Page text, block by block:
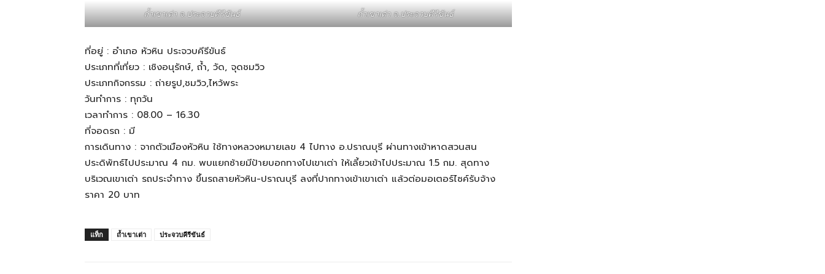
ถ้ำเขาเต่า จ.ประจวบคีรีขันธ์ ถ้ำเขาเต่า จ.ประจวบคีรีขันธ์
ที่อยู่ : อำเภอ หัวหิน ประจวบคีรีขันธ์
ประเภทที่เที่ยว : เชิงอนุรักษ์, ถ้ำ, วัด, จุดชมวิว
ประเภทกิจกรรม : ถ่ายรูป,ชมวิว,ไหว้พระ
วันทำการ : ทุกวัน
เวลาทำการ : 08.00 – 16.30
ที่จอดรถ : มี
การเดินทาง : จากตัวเมืองหัวหิน ใช้ทางหลวงหมายเลข 4 ไปทาง อ.ปราณบุรี ผ่านทางเข้าหาดสวนสน
ประดิพัทธ์ไปประมาณ 4 กม. พบแยกซ้ายมีป้ายบอกทางไปเขาเต่า ให้เลี้ยวเข้าไปประมาณ 1.5 กม. สุดทาง
บริเวณเขาเต่า รถประจำทาง ขึ้นรถสายหัวหิน-ปราณบุรี ลงที่ปากทางเข้าเขาเต่า แล้วต่อมอเตอร์ไซค์รับจ้าง
ราคา 20 บาท
แท็ก ถ้ำเขาเต่า ประจวบคีรีขันธ์